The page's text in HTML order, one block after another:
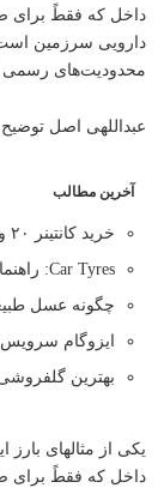
داخل که فقطً برای
دارویی سرزمین است.
محدودیت‌های رسمی
عبداللهی اصل
آخرین مطالب
خرید کانتینر ۲۰ و ۴۰ فوت با بهترین قیمت
Car Tyres: راهنمای کامل خرید تایر
چگونه عسل
ایزوگام
بهترین
یکی از مثالهای
داخل که فقطً برای